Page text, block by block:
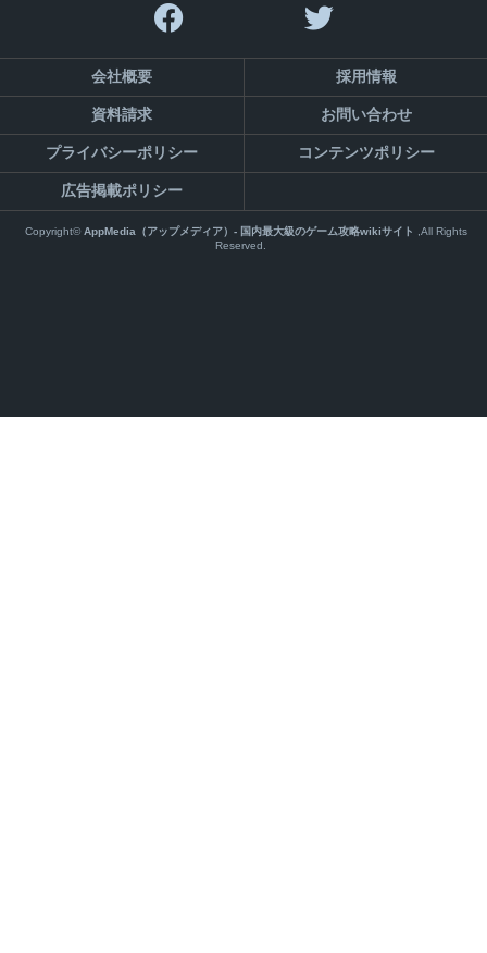
会社概要 採用情報
資料請求 お問い合わせ
プライバシーポリシー コンテンツポリシー
広告掲載ポリシー
Copyright©AppMedia（アップメディア）- 国内最大級のゲーム攻略wikiサイト
,All Rights
Reserved.